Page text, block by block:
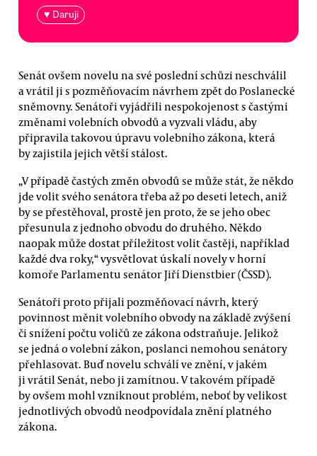
♥ Daruji
Senát ovšem novelu na své poslední schůzi neschválil
a vrátil ji s pozměňovacím návrhem zpět do Poslanecké
sněmovny. Senátoři vyjádřili nespokojenost s častými
změnami volebních obvodů a vyzvali vládu, aby
připravila takovou úpravu volebního zákona, která
by zajistila jejich větší stálost.
„V případě častých změn obvodů se může stát, že někdo
jde volit svého senátora třeba až po deseti letech, aniž
by se přestěhoval, prostě jen proto, že se jeho obec
přesunula z jednoho obvodu do druhého. Někdo
naopak může dostat příležitost volit častěji, například
každé dva roky,“ vysvětlovat úskalí novely v horní
komoře Parlamentu senátor Jiří Dienstbier (ČSSD).
Senátoři proto přijali pozměňovací návrh, který
povinnost měnit volebního obvody na základě zvýšení
či snížení počtu voličů ze zákona odstraňuje. Jelikož
se jedná o volební zákon, poslanci nemohou senátory
přehlasovat. Buď novelu schválí ve znění, v jakém
ji vrátil Senát, nebo ji zamítnou. V takovém případě
by ovšem mohl vzniknout problém, neboť by velikost
jednotlivých obvodů neodpovídala znění platného
zákona.